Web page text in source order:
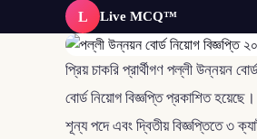
L Live MCQ™
প্রিয় চাকরি প্রার্থীগণ পল্লী উন্নয়ন
বোর্ড নিয়োগ বিজ্ঞপ্তি প্রকাশিত
শূন্য পদে এবং দ্বিতীয় বিজ্ঞপ্তিতে ৩